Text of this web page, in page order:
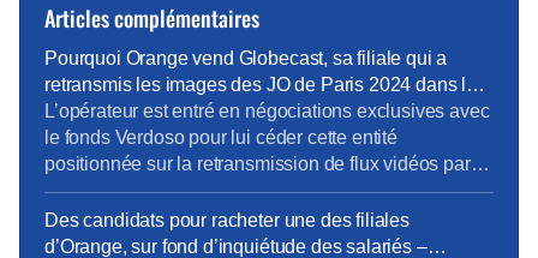
Articles complémentaires
Pourquoi Orange vend Globecast, sa filiale qui a
retransmis les images des JO de Paris 2024 dans le
monde entier – Le Figaro
L’opérateur est entré en négociations exclusives avec
le fonds Verdoso pour lui céder cette entité
positionnée sur la retransmission de flux vidéos par
satellites. Une opération qui fait couler de l’encre.
Christel Heydemann poursuit le recentrage d’Orange.
Après plusieurs semaines de rumeurs, l’opérateur est
Des candidats pour racheter une des filiales
d’Orange, sur fond d’inquiétude des salariés –